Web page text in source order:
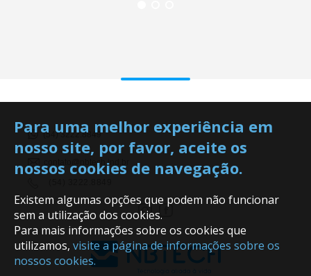
(54) 3222.8849
contato@nbtech.ind.br
Para uma melhor experiência em
nosso site, por favor, aceite os
nossos cookies de navegação.
Existem algumas opções que podem não funcionar
sem a utilização dos cookies.
Para mais informações sobre os cookies que
utilizamos, visite a página de informações sobre os
nossos cookies.